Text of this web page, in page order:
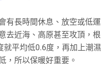
有長時間休息、放空或低運
去近海、高原甚至攻頂，根
平均低0.6度，再加上潮濕
，所以保暖好重要。